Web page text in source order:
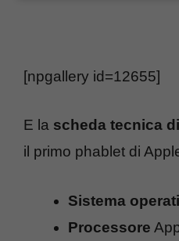
[npgallery id=12655]
E la scheda tecnica
il primo phablet di
Sistema
Processore